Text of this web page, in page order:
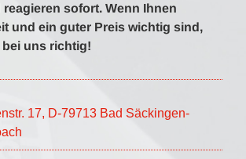
sofort. Wenn Ihnen
und ein guter Preis wichtig sind,
uns richtig!
17, D-79713 Bad Säckingen-